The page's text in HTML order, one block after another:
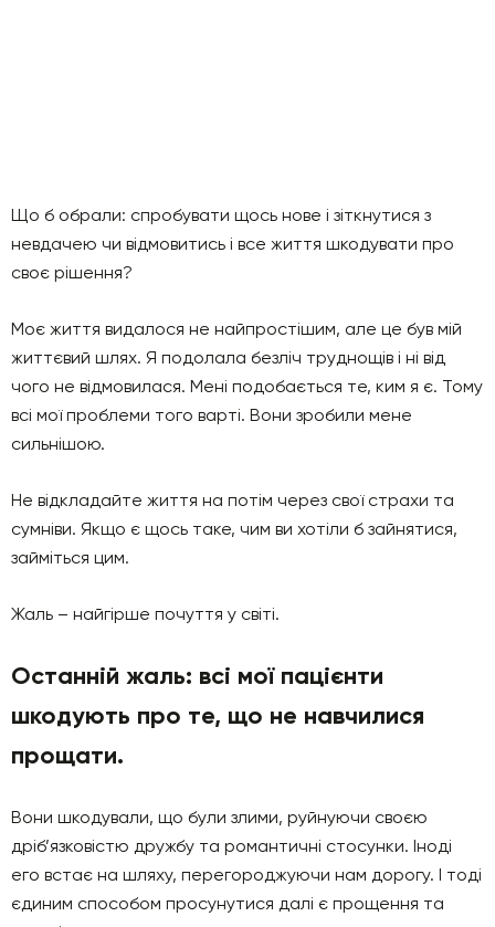
Що б обрали: спробувати щось нове і зіткнутися з
невдачею чи відмовитись і все життя шкодувати про
своє рішення?
Моє життя видалося не найпростішим, але це був мій
життєвий шлях. Я подолала безліч труднощів і ні від
чого не відмовилася. Мені подобається те, ким я є. Тому
всі мої проблеми того варті. Вони зробили мене
сильнішою.
Не відкладайте життя на потім через свої страхи та
сумніви. Якщо є щось таке, чим ви хотіли б зайнятися,
займіться цим.
Жаль – найгірше почуття у світі.
Останній жаль: всі мої пацієнти
шкодують про те, що не навчилися
прощати.
Вони шкодували, що були злими, руйнуючи своєю
дріб’язковістю дружбу та романтичні стосунки. Іноді
его встає на шляху, перегороджуючи нам дорогу. І тоді
єдиним способом просунутися далі є прощення та